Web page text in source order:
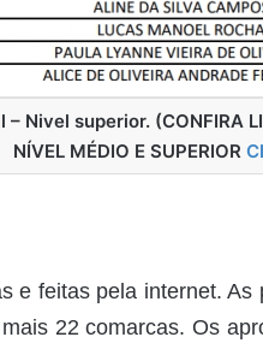
Nivel superior. (CONFIRA
NÍVEL MÉDIO E SUPERIOR
e feitas pela internet.
22 comarcas. Os